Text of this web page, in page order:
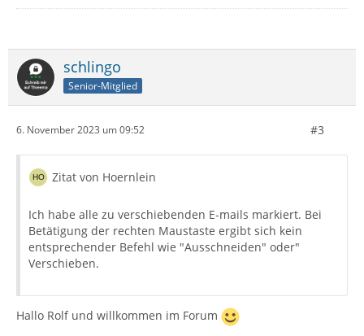
schlingo
Senior-Mitglied
6. November 2023 um 09:52 #3
Zitat von Hoernlein
Ich habe alle zu verschiebenden E-mails markiert. Bei
Betätigung der rechten Maustaste ergibt sich kein
entsprechender Befehl wie "Ausschneiden" oder"
Verschieben.
Hallo Rolf und willkommen im Forum